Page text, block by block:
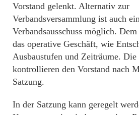
Vorstand gelenkt. Alternativ zur
Verbandsversammlung ist auch
Verbandsausschuss möglich.
das operative Geschäft, wie
Ausbaustufen und Zeiträume.
kontrollieren den Vorstand nach
Satzung.
In der Satzung kann geregelt